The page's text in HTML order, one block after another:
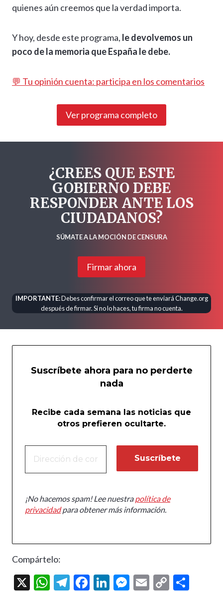
quienes aún creemos que la verdad importa.
Y hoy, desde este programa, le devolvemos un
poco de la memoria que España le debe.
💬 Tu opinión cuenta: participa en los comentarios
Ver programa completo
¿CREES QUE ESTE
GOBIERNO DEBE
RESPONDER ANTE LOS
CIUDADANOS?
SÚMATE A LA MOCIÓN DE CENSURA
Firmar ahora
IMPORTANTE:Debes confirmar el correo que te enviará Change.org
después de firmar. Si no lo haces, tu firma no cuenta.
Suscríbete ahora para no perderte
nada
Recibe cada semana las noticias que
otros prefieren ocultarte.
¡No hacemos spam! Lee nuestrapolítica de
privacidadpara obtener más información.
Compártelo:
X
W T
F
Li M E
C